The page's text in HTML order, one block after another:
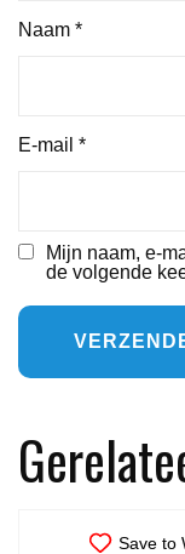
Naam *
E-mail *
Mijn naam, e-
de volgende
Save to